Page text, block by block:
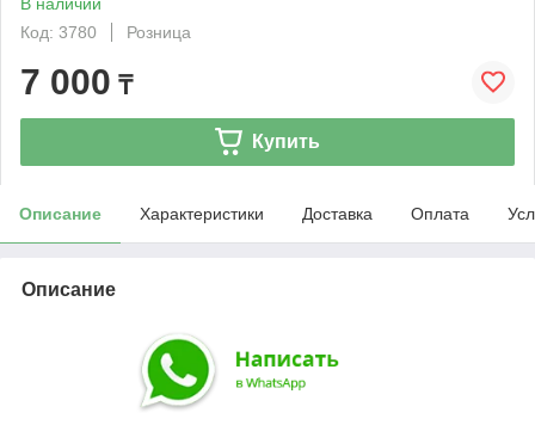
Код: 3780
Розница
7 000 ₸
Купить
Описание Характеристики Доставка Оплата
Описание